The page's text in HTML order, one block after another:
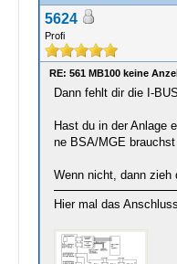
5624
Profi
RE: 561 MB100 keine
Dann fehlt dir die I-
Hast du in der Anlage
ne BSA/MGE
Wenn nicht, dann zieh
Hier mal das